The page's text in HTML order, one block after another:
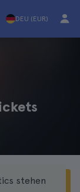
DEU (EUR)
stehen